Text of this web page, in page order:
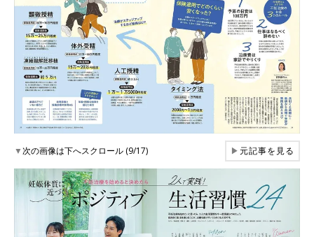
▼次の画像は下へスクロール (9/17) ▶元記事を見る